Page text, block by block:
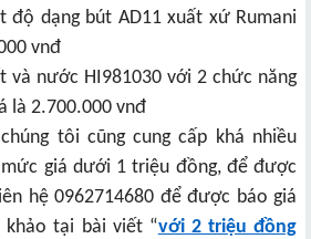
độ dạng bút AD11 xuất xứ Rumani
vnđ
và nước HI981030 với 2 chức năng
là 2.700.000 vnđ
tôi cũng cung cấp khá nhiều
giá dưới 1 triệu đồng, để được
hệ 0962714680 để được báo giá
tại bài viết “với 2 triệu đồng